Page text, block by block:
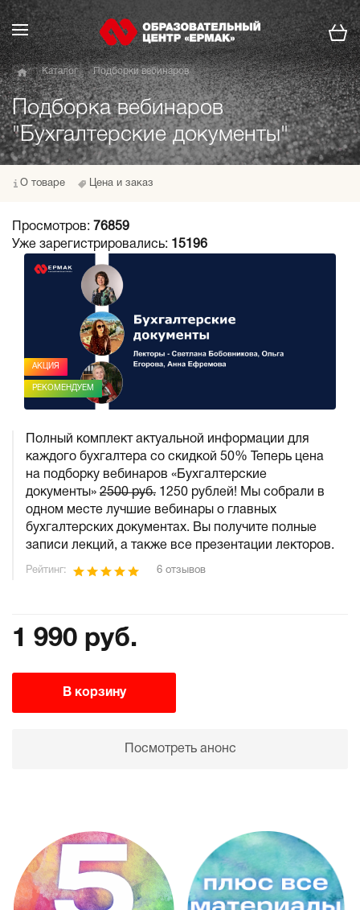
Каталог Подборки вебинаров
Подборка вебинаров
"Бухгалтерские документы"
О товаре Цена и заказ
Просмотров: 76859
Уже зарегистрировались:
15196
АКЦИЯ
РЕКОМЕНДУЕМ
Полный комплект актуальной информации для
каждого бухгалтера со скидкой 50% Теперь цена
на подборку вебинаров «Бухгалтерские
документы» 2500 руб. 1250 рублей! Мы собрали в
одном месте лучшие вебинары о главных
бухгалтерских документах. Вы получите полные
записи лекций, а также все презентации лекторов.
Рейтинг: 6 отзывов
1 990 руб.
В корзину
Посмотреть анонс